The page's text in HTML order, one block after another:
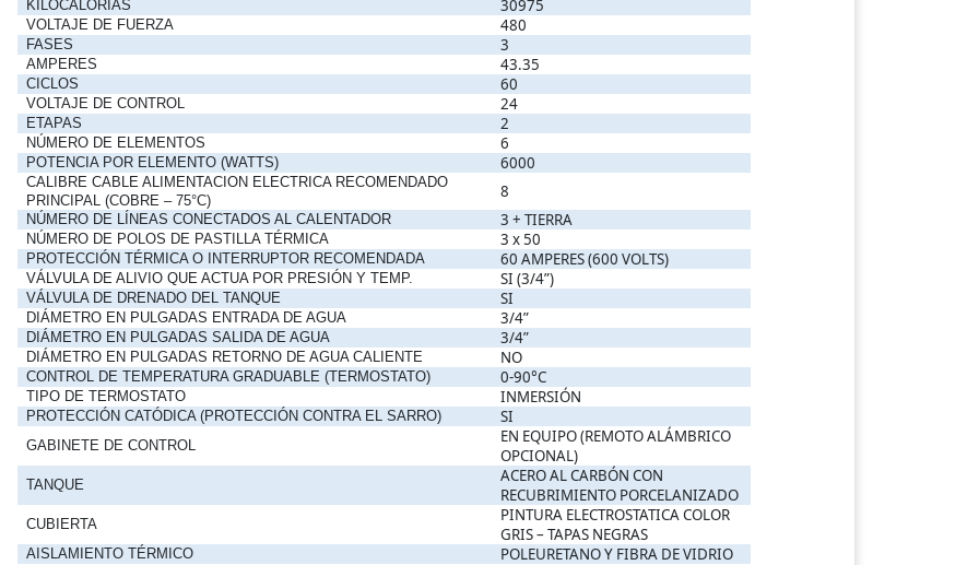
KILOCALORÍAS 30975
VOLTAJE DE FUERZA 480
FASES 3
AMPERES 43.35
CICLOS 60
VOLTAJE DE CONTROL 24
ETAPAS 2
NÚMERO DE ELEMENTOS 6
POTENCIA POR ELEMENTO (WATTS) 6000
CALIBRE CABLE ALIMENTACION ELECTRICA RECOMENDADO
PRINCIPAL (COBRE – 75°C)
8
NÚMERO DE LÍNEAS CONECTADOS AL CALENTADOR 3 + TIERRA
NÚMERO DE POLOS DE PASTILLA TÉRMICA 3 x 50
PROTECCIÓN TÉRMICA O INTERRUPTOR RECOMENDADA 60 AMPERES (600 VOLTS)
VÁLVULA DE ALIVIO QUE ACTUA POR PRESIÓN Y TEMP. SI (3/4”)
VÁLVULA DE DRENADO DEL TANQUE SI
DIÁMETRO EN PULGADAS ENTRADA DE AGUA 3/4”
DIÁMETRO EN PULGADAS SALIDA DE AGUA 3/4”
DIÁMETRO EN PULGADAS RETORNO DE AGUA CALIENTE NO
CONTROL DE TEMPERATURA GRADUABLE (TERMOSTATO) 0-90°C
TIPO DE TERMOSTATO INMERSIÓN
PROTECCIÓN CATÓDICA (PROTECCIÓN CONTRA EL SARRO) SI
GABINETE DE CONTROL
EN EQUIPO (REMOTO ALÁMBRICO
OPCIONAL)
TANQUE
ACERO AL CARBÓN CON
RECUBRIMIENTO PORCELANIZADO
CUBIERTA
PINTURA ELECTROSTATICA COLOR
GRIS – TAPAS NEGRAS
AISLAMIENTO TÉRMICO POLEURETANO Y FIBRA DE VIDRIO